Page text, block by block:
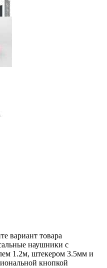
вариант товара
наушники с
1.2м, штекером 3.5мм и
кнопкой